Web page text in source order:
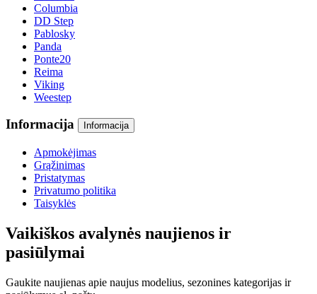
Columbia
DD Step
Pablosky
Panda
Ponte20
Reima
Viking
Weestep
Informacija Informacija
Apmokėjimas
Grąžinimas
Pristatymas
Privatumo politika
Taisyklės
Vaikiškos avalynės naujienos ir
pasiūlymai
Gaukite naujienas apie naujus modelius, sezonines kategorijas ir